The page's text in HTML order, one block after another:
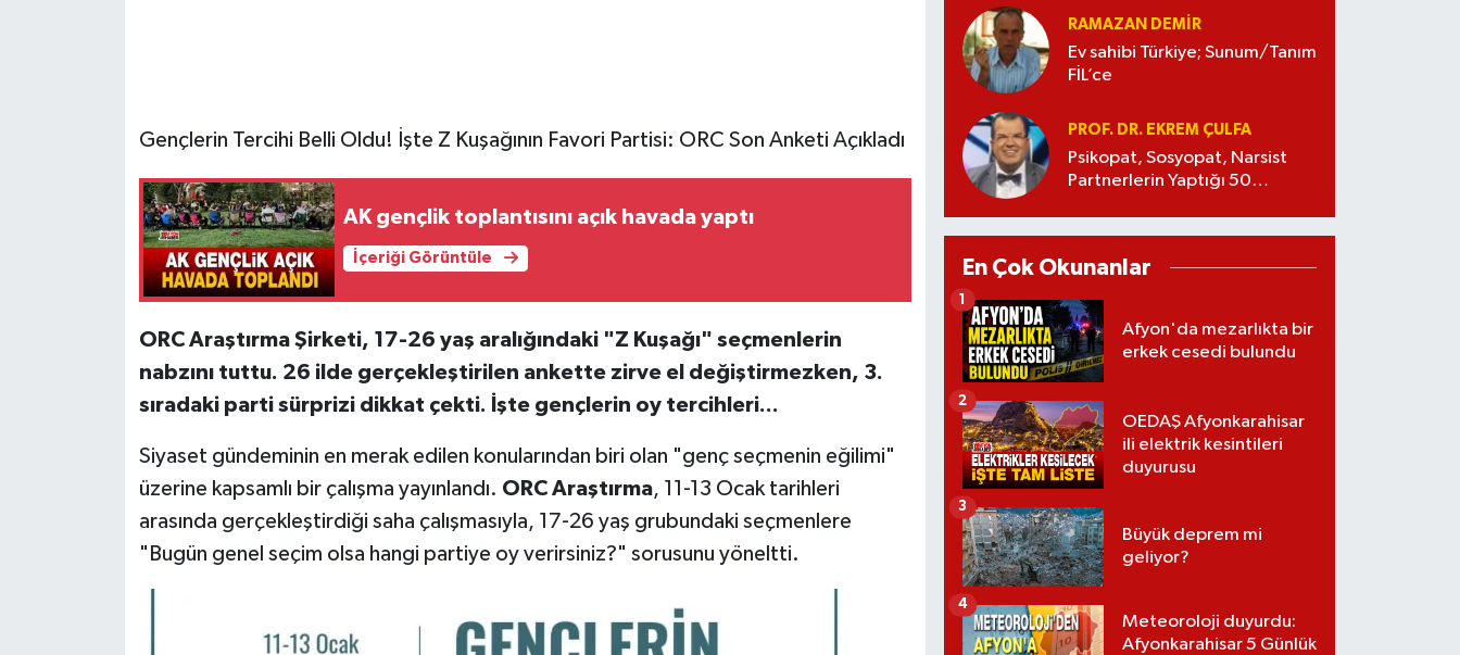
Gençlerin Tercihi Belli Oldu! İşte Z Kuşağının Favori Partisi: ORC Son Anketi Açıkladı
AK gençlik toplantısını açık havada yaptı
İçeriği Görüntüle
ORC Araştırma Şirketi, 17-26 yaş aralığındaki "Z Kuşağı" seçmenlerin
nabzını tuttu. 26 ilde gerçekleştirilen ankette zirve el değiştirmezken, 3.
sıradaki parti sürprizi dikkat çekti. İşte gençlerin oy tercihleri...
Siyaset gündeminin en merak edilen konularından biri olan "genç seçmenin eğilimi"
üzerine kapsamlı bir çalışma yayınlandı. ORC Araştırma, 11-13 Ocak tarihleri
arasında gerçekleştirdiği saha çalışmasıyla, 17-26 yaş grubundaki seçmenlere
"Bugün genel seçim olsa hangi partiye oy verirsiniz?" sorusunu yöneltti.
RAMAZAN DEMİR
Ev sahibi Türkiye; Sunum/Tanım
FİL’ce
PROF. DR. EKREM ÇULFA
Psikopat, Sosyopat, Narsist
Partnerlerin Yaptığı 50
En Çok Okunanlar
Afyon'da mezarlıkta bir
erkek cesedi bulundu
1
OEDAŞ Afyonkarahisar
ili elektrik kesintileri
duyurusu
2
Büyük deprem mi
geliyor?
3
Meteoroloji duyurdu:
Afyonkarahisar 5 Günlük
4